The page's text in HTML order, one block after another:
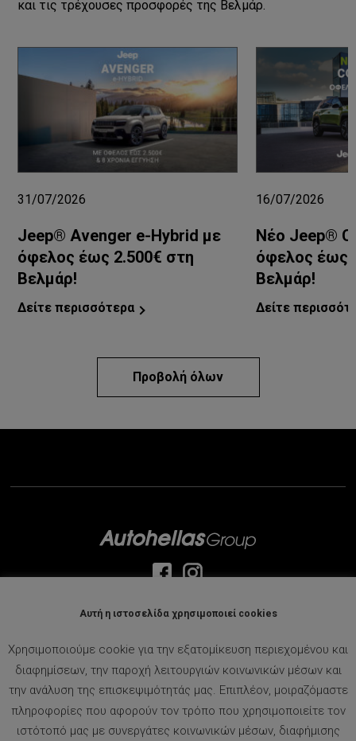
και τις τρέχουσες προσφορές της Βελμάρ.
31/07/2026
Jeep® Avenger e-Hybrid με
όφελος έως 2.500€ στη
Βελμάρ!
Δείτε περισσότερα
16/07/2026
Νέο Jeep®
όφελος έως
Βελμάρ!
Δείτε
Προβολή όλων
Η Εταιρεία
Ευκαιρίες Καριέρας
Ζητήστε Προσφορά
Μεταχειρισμένα
Επικοινωνία
Όροι Χρήσης – Πολιτική Απορρήτου
Αυτή η ιστοσελίδα χρησιμοποιεί cookies
Χρησιμοποιούμε cookie για την εξατομίκευση περιεχομένου και
διαφημίσεων, την παροχή λειτουργιών κοινωνικών μέσων και
την ανάλυση της επισκεψιμότητάς μας. Επιπλέον, μοιραζόμαστε
πληροφορίες που αφορούν τον τρόπο που χρησιμοποιείτε τον
ιστότοπό μας με συνεργάτες κοινωνικών μέσων, διαφήμισης